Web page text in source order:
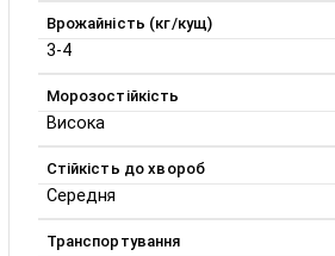
Врожайність (кг/кущ)
3-4
Морозостійкість
Висока
Стійкість до хвороб
Середня
Транспортування